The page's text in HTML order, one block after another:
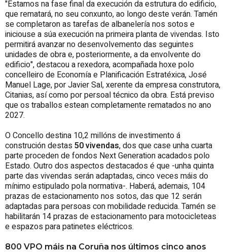
"Estamos na fase final da execución da estrutura do edificio,
que rematará, no seu conxunto, ao longo deste verán. Tamén
se completaron as tarefas de albanelería nos sotos e
iniciouse a súa execución na primeira planta de vivendas. Isto
permitirá avanzar no desenvolvemento das seguintes
unidades de obra e, posteriormente, a da envolvente do
edificio", destacou a rexedora, acompañada hoxe polo
concelleiro de Economía e Planificación Estratéxica, José
Manuel Lage, por Javier Sal, xerente da empresa construtora,
Citanias, así como por persoal técnico da obra. Está previso
que os traballos estean completamente rematados no ano
2027.
O Concello destina 10,2 millóns de investimento á
construción destas 50 vivendas, dos que case unha cuarta
parte proceden de fondos Next Generation acadados polo
Estado. Outro dos aspectos destacados é que -unha quinta
parte das vivendas serán adaptadas, cinco veces máis do
mínimo estipulado pola normativa-. Haberá, ademais, 104
prazas de estacionamento nos sotos, das que 12 serán
adaptadas para persoas con mobilidade reducida. Tamén se
habilitarán 14 prazas de estacionamento para motocicleteas
e espazos para patinetes eléctricos.
800 VPO máis na Coruña nos últimos cinco anos